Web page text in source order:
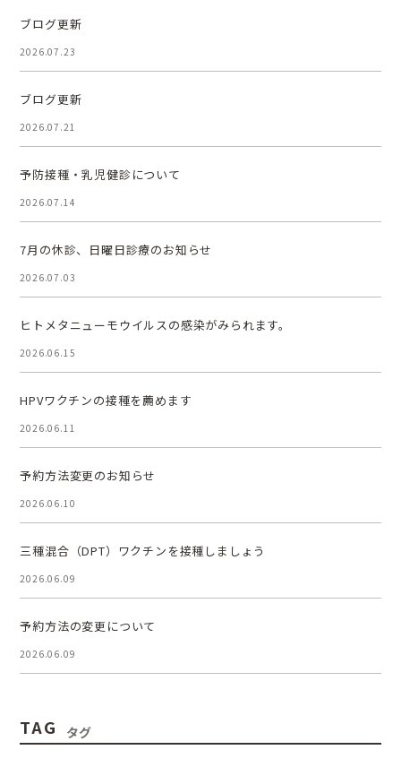
ブログ更新
2026.07.23
ブログ更新
2026.07.21
予防接種・乳児健診について
2026.07.14
7月の休診、日曜日診療のお知らせ
2026.07.03
ヒトメタニューモウイルスの感染がみられます。
2026.06.15
HPVワクチンの接種を薦めます
2026.06.11
予約方法変更のお知らせ
2026.06.10
三種混合（DPT）ワクチンを接種しましょう
2026.06.09
予約方法の変更について
2026.06.09
TAG タグ